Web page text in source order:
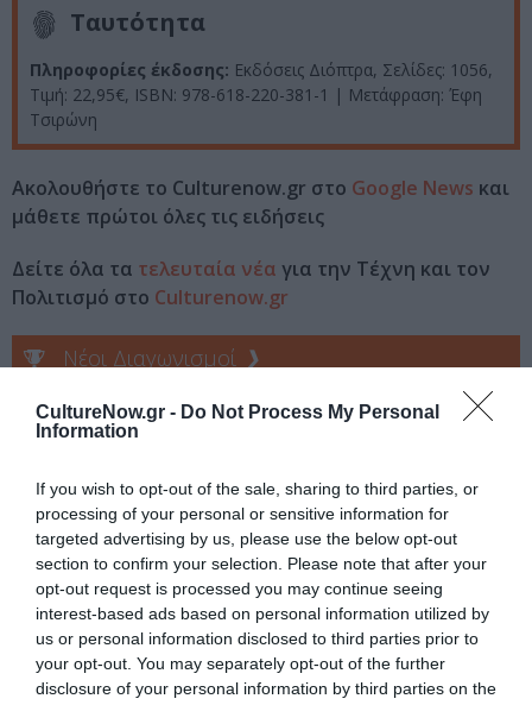
CultureNow.gr - Do Not Process My Personal
Information
If you wish to opt-out of the sale, sharing to third parties, or
processing of your personal or sensitive information for
targeted advertising by us, please use the below opt-out
section to confirm your selection. Please note that after your
opt-out request is processed you may continue seeing
interest-based ads based on personal information utilized by
us or personal information disclosed to third parties prior to
your opt-out. You may separately opt-out of the further
disclosure of your personal information by third parties on the
Ταυτότητα
Πληροφορίες έκδοσης: Εκδόσεις Διόπτρα, Σελίδες: 1056,
Τιμή: 22,95€, ISBN: 978-618-220-381-1 | Μετάφραση: Έφη
Τσιρώνη
Ακολουθήστε το Culturenow.gr στο Google News και
μάθετε πρώτοι όλες τις ειδήσεις
Δείτε όλα τα τελευταία νέα για την Τέχνη και τον
Πολιτισμό στο Culturenow.gr
Νέοι Διαγωνισμοί ❯
Tags
ΛΟΓΟΤΕΧΝΙΚΑ ΒΡΑΒΕΙΑ
ΞΕΝΟΙ ΣΥΓΓΡΑΦΕΙΣ
ΠΕΖΟΓΡΑΦΙΑ
Newsletter
Κάθε βδομάδα στο e-mail σας τα τελευταία νέα για
την Τέχνη και τον Πολιτισμό!